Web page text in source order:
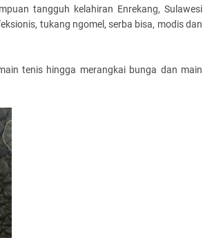
tangguh kelahiran Enrekang, Sulawesi
tukang ngomel, serba bisa, modis dan
tenis hingga merangkai bunga dan main